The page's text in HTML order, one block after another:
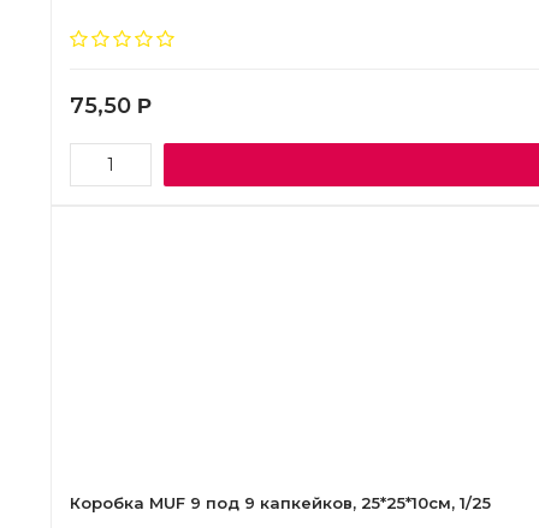
75,50 Р
Коробка MUF 9 под 9 капкейков, 25*25*10см, 1/25